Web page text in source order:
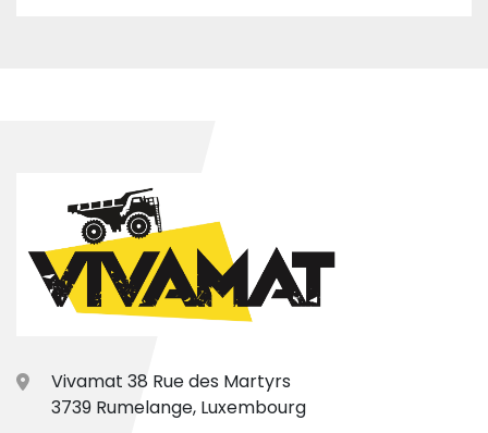
Vivamat 38 Rue des Martyrs
3739 Rumelange, Luxembourg